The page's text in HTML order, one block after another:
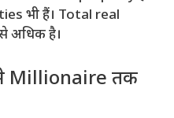
भी हैं। Total real
अधिक है।
Millionaire तक